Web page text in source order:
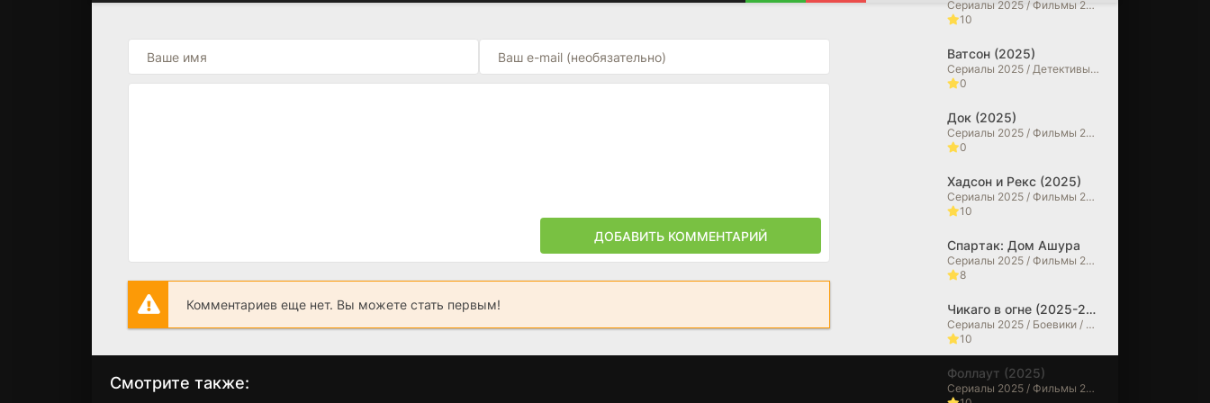
Сериалы 2025 / Фильмы 2025 / Детективы / Драмы / Криминальные фильмы / Зарубежные сериалы
10
Ватсон (2025)
Сериалы 2025 / Детективы / Драмы
0
Док (2025)
Сериалы 2025 / Фильмы 2025 / Исторические фильмы / Драмы / Биографические фильмы
0
Хадсон и Рекс (2025)
Сериалы 2025 / Фильмы 2025 / Криминальные фильмы / Драмы / Детективы
10
Спартак: Дом Ашура
Сериалы 2025 / Фильмы 2025 / Драмы / Исторические фильмы / Зарубежные сериалы
8
Чикаго в огне (2025-2026)
Сериалы 2025 / Боевики / Драмы / Сериалы 2026 года / Зарубежные сериалы
10
Фоллаут (2025)
Сериалы 2025 / Фильмы 2025 / Фантастические / Боевики / Фильмы-приключения / Драмы / Зарубежные сериалы
ДОБАВИТЬ КОММЕНТАРИЙ
Комментариев еще нет. Вы можете стать первым!
Смотрите также: